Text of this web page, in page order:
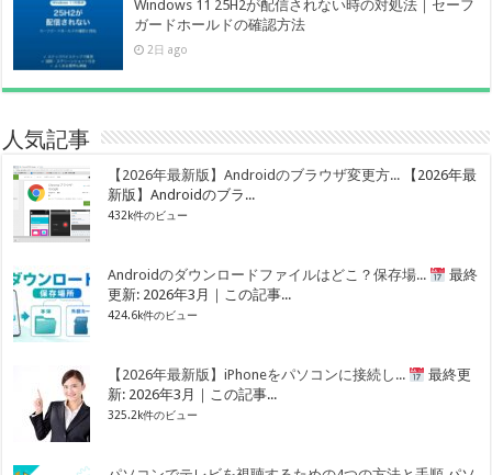
Windows 11 25H2が配信されない時の対処法｜セーフ
ガードホールドの確認方法
2日 ago
人気記事
【2026年最新版】Androidのブラウザ変更方...
【2026年最
新版】Androidのブラ...
432k件のビュー
Androidのダウンロードファイルはどこ？保存場...
最終
更新: 2026年3月｜この記事...
424.6k件のビュー
【2026年最新版】iPhoneをパソコンに接続し...
最終更
新: 2026年3月｜この記事...
325.2k件のビュー